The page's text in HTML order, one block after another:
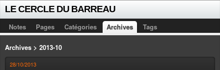
LE CERCLE DU BARREAU
Notes Pages Catégories Archives Tags
Archives > 2013-10
28/10/2013